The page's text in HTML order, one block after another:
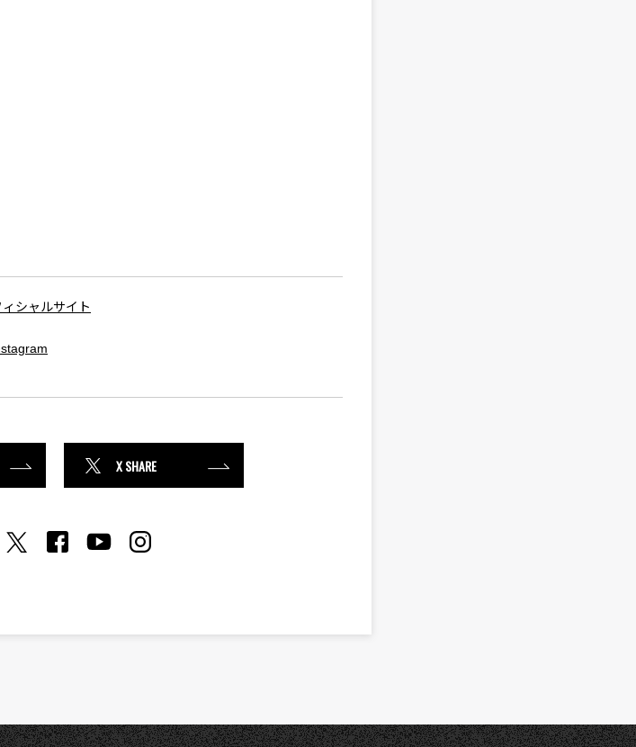
シャルサイト
X SHARE